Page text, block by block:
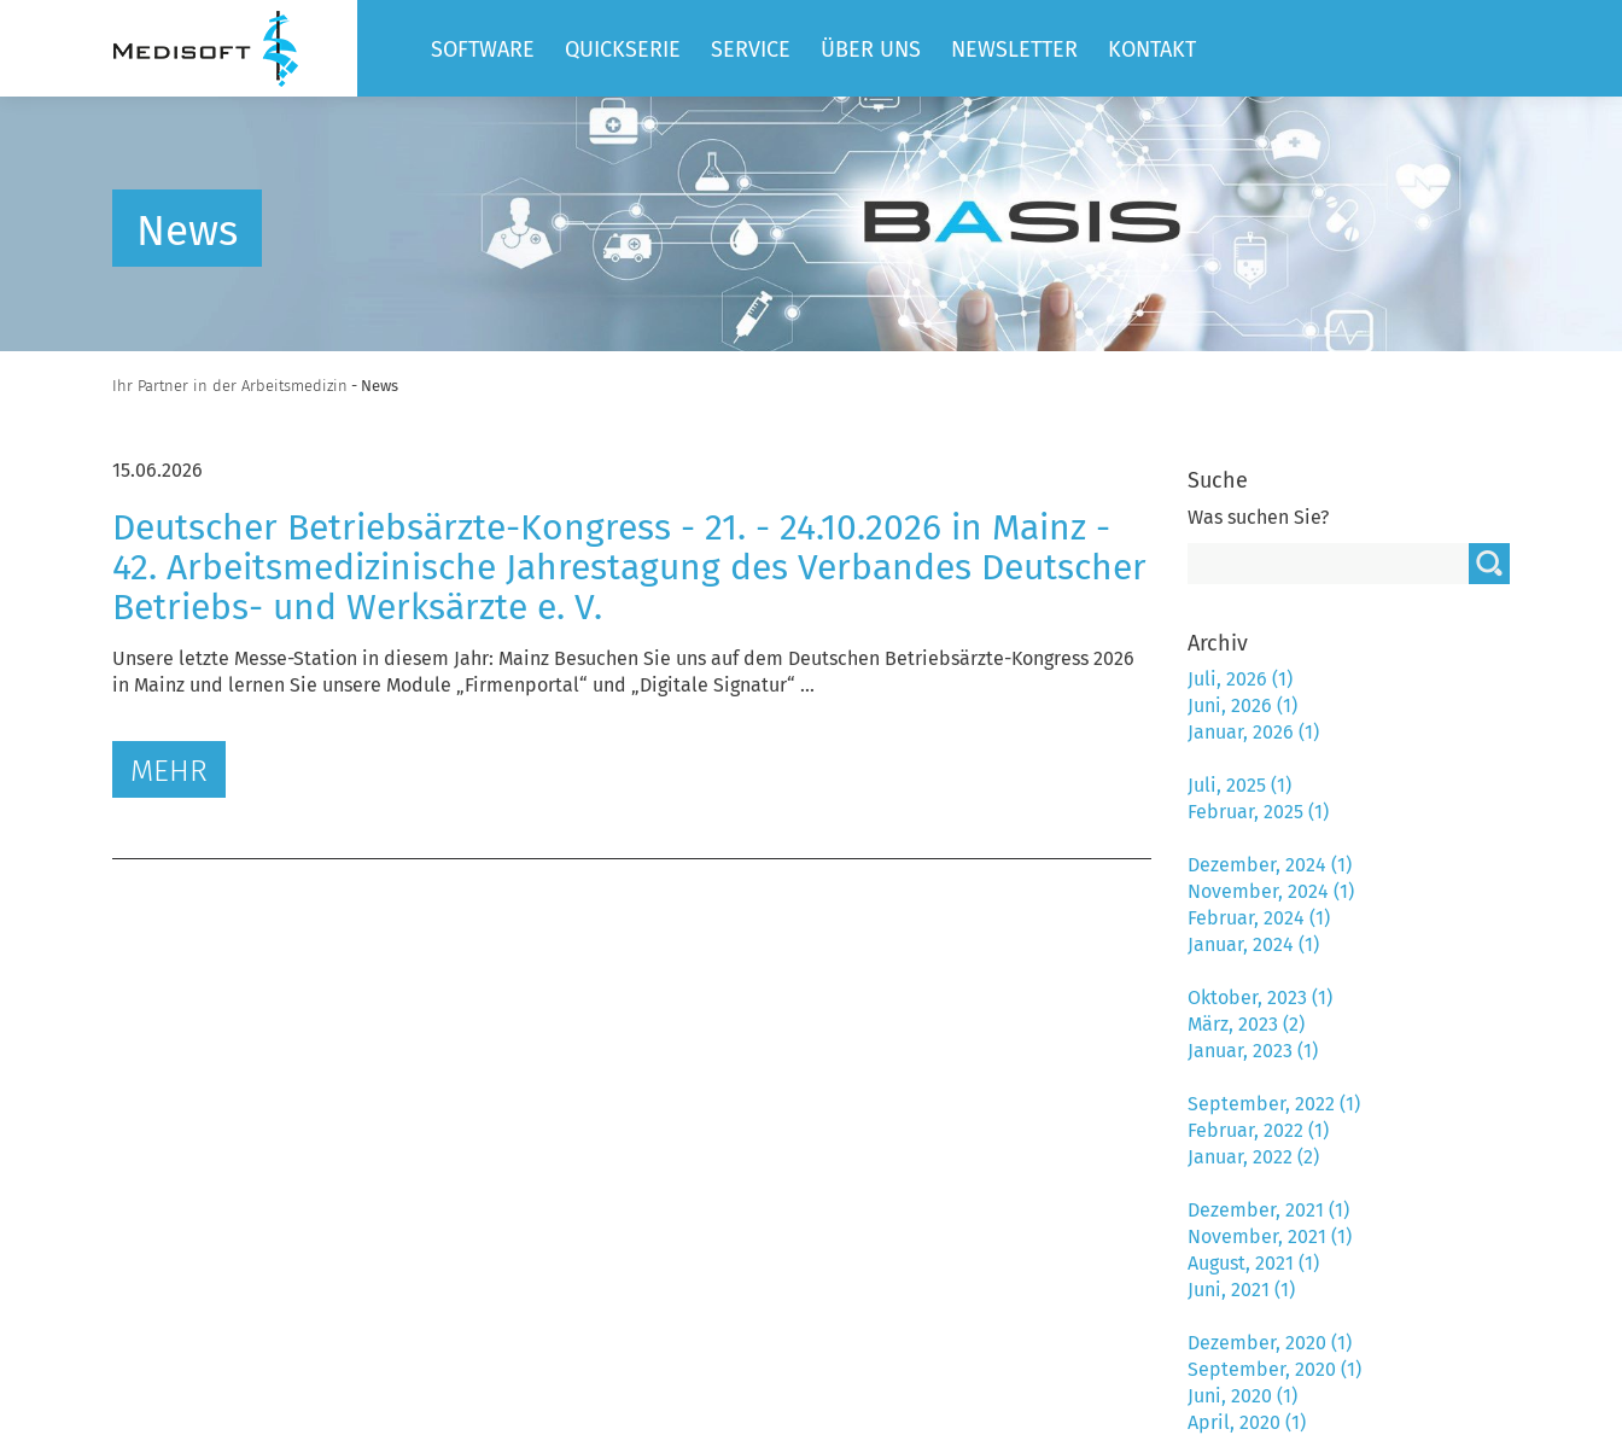
SOFTWARE
SCHNITTSTELLEN
QUICKSERIE
QUICKBEM
SERVICE
BASIS
HOSTING
CONSULTING
ENTWICKLUNG
TRAININGS
ÜBER UNS
JOBS
REFERENZEN
DATEN UND
FAKTEN
SPENDEN UND
MITGLIEDSCHAFT
NEWSLETTER KONTAKT
News
Ihr Partner in der Arbeitsmedizin - News
15.06.2026
Deutscher Betriebsärzte-Kongress - 21. - 24.10.2026 in Mainz -
42. Arbeitsmedizinische Jahrestagung des Verbandes Deutscher
Betriebs- und Werksärzte e. V.
Unsere letzte Messe-Station in diesem Jahr: Mainz Besuchen Sie uns auf dem Deutschen Betriebsärzte-Kongress 2026
in Mainz und lernen Sie unsere Module „Firmenportal“ und „Digitale Signatur“ ...
MEHR
Suche
Was suchen Sie?
Archiv
Juli, 2026 (1)
Juni, 2026 (1)
Januar, 2026 (1)
Juli, 2025 (1)
Februar, 2025 (1)
Dezember, 2024 (1)
November, 2024 (1)
Februar, 2024 (1)
Januar, 2024 (1)
Oktober, 2023 (1)
März, 2023 (2)
Januar, 2023 (1)
September, 2022 (1)
Februar, 2022 (1)
Januar, 2022 (2)
Dezember, 2021 (1)
November, 2021 (1)
August, 2021 (1)
Juni, 2021 (1)
Dezember, 2020 (1)
September, 2020 (1)
Juni, 2020 (1)
April, 2020 (1)